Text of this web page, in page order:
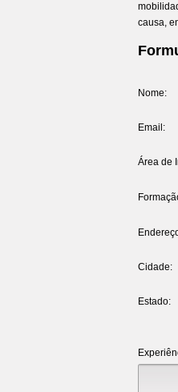
causa,
Nome:
Email:
Área de
Cidade:
Estado: